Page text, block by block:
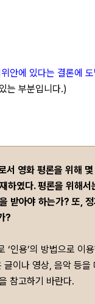
안에 있다는 결론에
는 부분입니다.)
서 영화 평론을 위해
하였다. 평론을 위해서
받아야 하는가? 또,
?
인용’의 방법으로 이
이나 영상, 음악 등
참고하기 바란다.